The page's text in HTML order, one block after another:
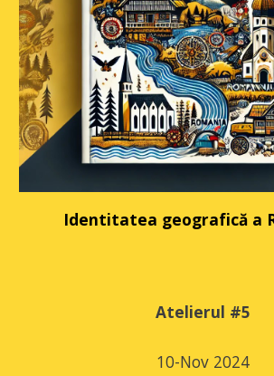
Identitatea geografică a
Atelierul #5
10-Nov2024